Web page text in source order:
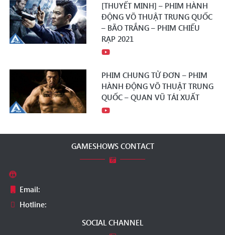
[THUYẾT MINH] – PHIM HÀNH
ĐỘNG VÕ THUẬT TRUNG QUỐC
– BÃO TRẮNG – PHIM CHIẾU
RẠP 2021
PHIM CHUNG TỬ ĐƠN – PHIM
HÀNH ĐỘNG VÕ THUẬT TRUNG
QUỐC – QUAN VŨ TÁI XUẤT
GAMESHOWS CONTACT
Email:
Hotline:
SOCIAL CHANNEL